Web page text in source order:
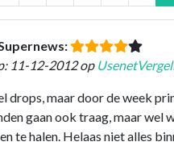
11-12-2012 op
drops, maar door de week
gaan ook traag, maar wel
te halen. Helaas niet alles